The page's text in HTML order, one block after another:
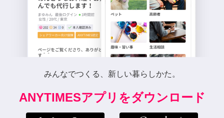
みんなでつくる、新しい暮らしかた。
ANYTIMESアプリをダウンロード